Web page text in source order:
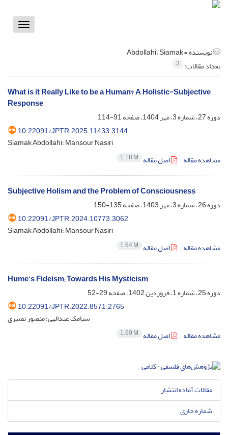
Toggle
نویسنده =Abdollahi، Siamak
تعداد مقالات: 3
What is it Really Like to be a Human? A Holistic-Subjective
Response
دوره 27، شماره 3، مهر 1404، صفحه
91-114
10.22091/JPTR.2025.11433.3144
Siamak Abdollahi؛ Mansour Nasiri
مشاهده مقاله
اصل مقاله 1.18 M
Subjective Holism and the Problem of Consciousness
دوره 26، شماره 3، مهر 1403، صفحه
135-150
10.22091/JPTR.2024.10773.3062
Siamak Abdollahi؛ Mansour Nasiri
مشاهده مقاله
اصل مقاله 1.64 M
Hume’s Fideism; Towards His Mysticism
دوره 25، شماره 1، فروردین 1402، صفحه
29-52
10.22091/JPTR.2022.8571.2765
سیامک عبدالهی؛ منصور نصیری
مشاهده مقاله
اصل مقاله 1.69 M
مقالات آماده انتشار
شماره جاری